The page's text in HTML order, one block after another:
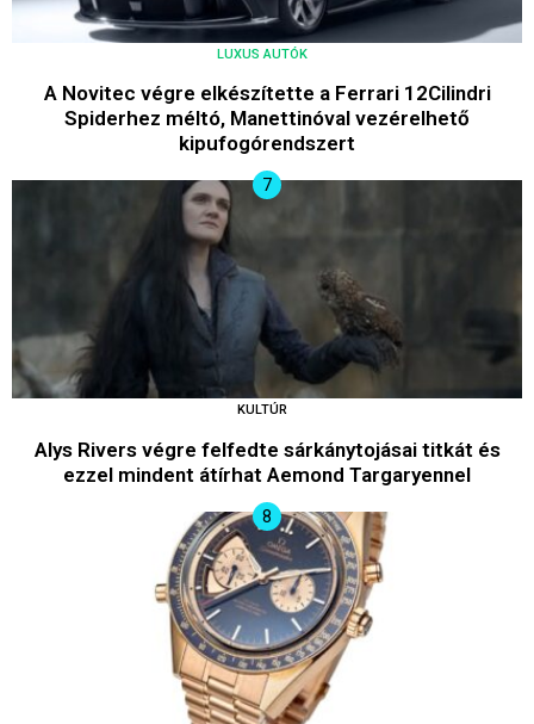
LUXUS AUTÓK
A Novitec végre elkészítette a Ferrari 12Cilindri
Spiderhez méltó, Manettinóval vezérelhető
kipufogórendszert
KULTÚR
Alys Rivers végre felfedte sárkánytojásai titkát és
ezzel mindent átírhat Aemond Targaryennel